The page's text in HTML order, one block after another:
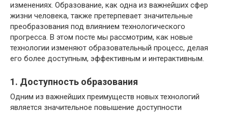
изменениях. Образование, как одна из важнейших сфер
жизни человека, также претерпевает значительные
преобразования под влиянием технологического
прогресса. В этом посте мы рассмотрим, как новые
технологии изменяют образовательный процесс, делая
его более доступным, эффективным и интерактивным.
1. Доступность образования
Одним из важнейших преимуществ новых технологий
является значительное повышение доступности